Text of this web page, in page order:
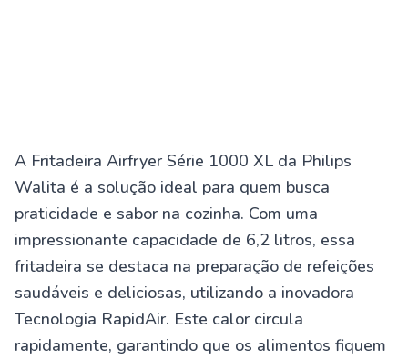
A Fritadeira Airfryer Série 1000 XL da Philips
Walita é a solução ideal para quem busca
praticidade e sabor na cozinha. Com uma
impressionante capacidade de 6,2 litros, essa
fritadeira se destaca na preparação de refeições
saudáveis e deliciosas, utilizando a inovadora
Tecnologia RapidAir. Este calor circula
rapidamente, garantindo que os alimentos fiquem